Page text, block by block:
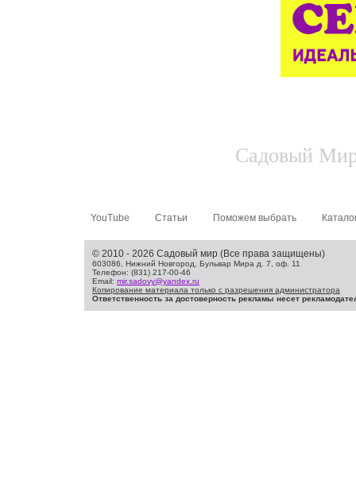
Садовый
YouTube Статьи Поможем выбрать
© 2010 - 2026 Садовый мир (Все права защищены)
603086, Нижний Новгород, Бульвар Мира д. 7, оф. 11
Телефон: (831) 217-00-46
Email: mir.sadovy@yandex.ru
Копирование материала только с разрешения администратора
Ответственность за достоверность рекламы несет